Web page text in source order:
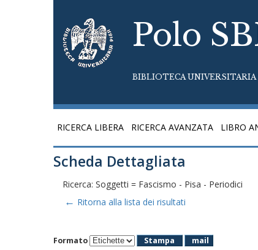
Polo
BIBLIOTECA UNIVERSITARIA
RICERCA LIBERA RICERCA AVANZATA LIBRO
Scheda Dettagliata
Ricerca: Soggetti = Fascismo - Pisa - Periodici
← Ritorna alla lista dei risultati
Formato Stampa mail